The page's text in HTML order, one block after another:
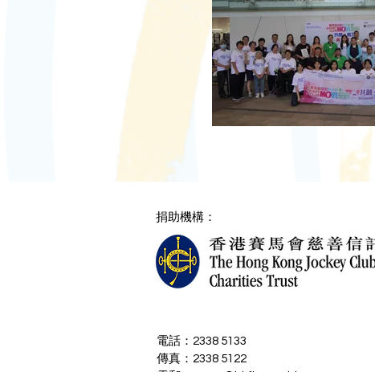
捐助機構：
電話：2338 5133
傳真：2338 5122